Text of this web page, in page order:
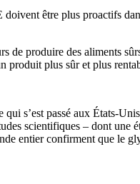
doivent être plus proactifs
de produire des aliments
produit plus sûr et plus
s’est passé aux États-
scientifiques – dont une
entier confirment que le